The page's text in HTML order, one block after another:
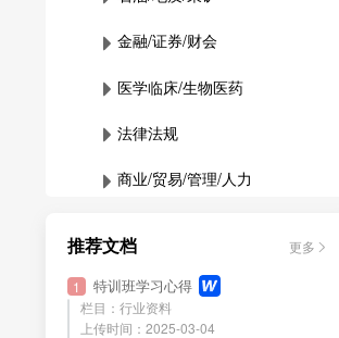
金融/证券/财会
医学临床/生物医药
法律法规
商业/贸易/管理/人力
农林牧渔
推荐文档 更多
1 特训班学习心得
原创
栏目：行业资料
上传时间：2025-03-04